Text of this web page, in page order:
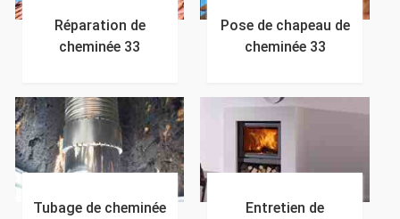
Réparation de
cheminée 33
Pose de chapeau de
cheminée 33
Tubage de cheminée
Entretien de